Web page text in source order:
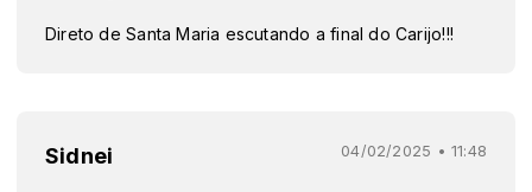
Direto de Santa Maria escutando a final do Carijo!!!
Sidnei 04/02/2025 • 11:48